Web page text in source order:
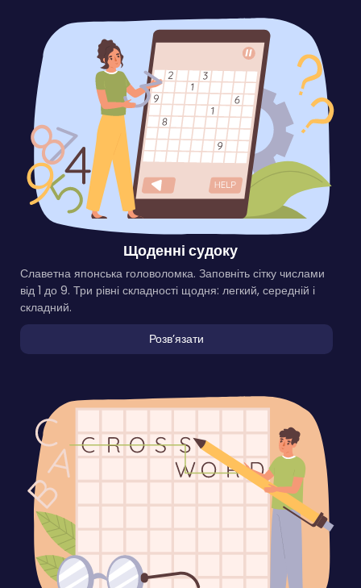
Щоденні судоку
Славетна японська головоломка. Заповніть сітку числами
від 1 до 9. Три рівні складності щодня: легкий, середній і
складний.
Розвʼязати